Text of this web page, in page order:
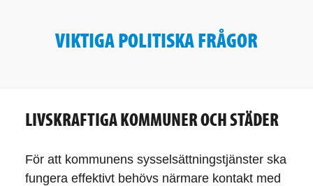
VIKTIGA POLITISKA FRÅGOR
LIVSKRAFTIGA KOMMUNER OCH STÄDER
För att kommunens sysselsättningstjänster ska
fungera effektivt behövs närmare kontakt med